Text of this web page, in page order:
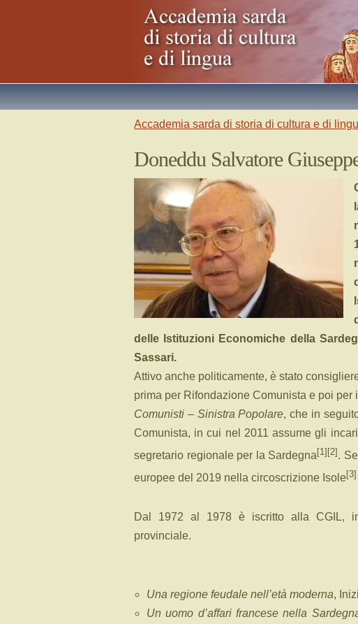
Accademia sarda di storia di cultura e di
Doneddu Salvatore
delle Istituzioni Economiche della
Sassari.
Attivo anche politicamente, è stato
prima per Rifondazione Comunista e poi
Comunisti – Sinistra Popolare, che in
Comunista, in cui nel 2011 assume gli
segretario regionale per la Sardegna [1] [2] .
europee del 2019 nella circoscrizione Isole[3]
Dal 1972 al 1978 è iscritto alla CGIL,
provinciale.
Una regione feudale nell’età moderna,
Un uomo d’affari francese nella